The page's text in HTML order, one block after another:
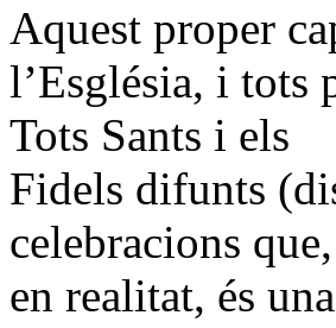
Aquest proper
l’Església, i tots
Tots Sants i els
Fidels difunts
celebracions que,
en realitat, és